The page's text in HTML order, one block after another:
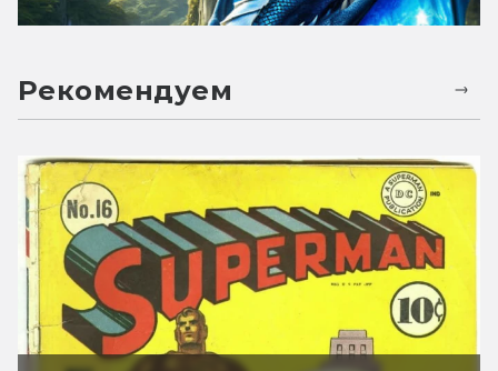
Рекомендуем